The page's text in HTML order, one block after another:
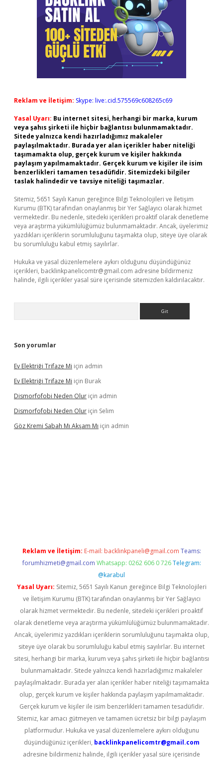
Reklam ve İletişim: Skype: live:.cid.575569c608265c69
Yasal Uyarı: Bu internet sitesi, herhangi bir marka, kurum
veya şahıs şirketi ile hiçbir bağlantısı bulunmamaktadır.
Sitede yalnızca kendi hazırladığımız makaleler
paylaşılmaktadır. Burada yer alan içerikler haber niteliği
taşımamakta olup, gerçek kurum ve kişiler hakkında
paylaşım yapılmamaktadır. Gerçek kurum ve kişiler ile isim
benzerlikleri tamamen tesadüfidir. Sitemizdeki bilgiler
taslak halindedir ve tavsiye niteliği taşımazlar.
Sitemiz, 5651 Sayılı Kanun gereğince Bilgi Teknolojileri ve İletişim
Kurumu (BTK) tarafından onaylanmış bir Yer Sağlayıcı olarak hizmet
vermektedir. Bu nedenle, sitedeki içerikleri proaktif olarak denetleme
veya araştırma yükümlülüğümüz bulunmamaktadır. Ancak, üyelerimiz
yazdıkları içeriklerin sorumluluğunu taşımakta olup, siteye üye olarak
bu sorumluluğu kabul etmiş sayılırlar.
Hukuka ve yasal düzenlemelere aykırı olduğunu düşündüğünüz
içerikleri, backlinkpanelicomtr@gmail.com adresine bildirmeniz
halinde, ilgili içerikler yasal süre içerisinde sitemizden kaldırılacaktır.
Son yorumlar
Ev Elektriği Trifaze Mi için admin
Ev Elektriği Trifaze Mi için Burak
Dismorfofobi Neden Olur için admin
Dismorfofobi Neden Olur için Selim
Göz Kremi Sabah Mı Akşam Mı için admin
Reklam ve İletişim: E-mail: backlinkpaneli@gmail.com Teams:
forumhizmeti@gmail.com Whatsapp: 0262 606 0 726 Telegram:
@karabul
Yasal Uyarı: Sitemiz, 5651 Sayılı Kanun gereğince Bilgi Teknolojileri
ve İletişim Kurumu (BTK) tarafından onaylanmış bir Yer Sağlayıcı
olarak hizmet vermektedir. Bu nedenle, sitedeki içerikleri proaktif
olarak denetleme veya araştırma yükümlülüğümüz bulunmamaktadır.
Ancak, üyelerimiz yazdıkları içeriklerin sorumluluğunu taşımakta olup,
siteye üye olarak bu sorumluluğu kabul etmiş sayılırlar. Bu internet
sitesi, herhangi bir marka, kurum veya şahıs şirketi ile hiçbir bağlantısı
bulunmamaktadır. Sitede yalnızca kendi hazırladığımız makaleler
paylaşılmaktadır. Burada yer alan içerikler haber niteliği taşımamakta
olup, gerçek kurum ve kişiler hakkında paylaşım yapılmamaktadır.
Gerçek kurum ve kişiler ile isim benzerlikleri tamamen tesadüfidir.
Sitemiz, kar amacı gütmeyen ve tamamen ücretsiz bir bilgi paylaşım
platformudur. Hukuka ve yasal düzenlemelere aykırı olduğunu
düşündüğünüz içerikleri, backlinkpanelicomtr@gmail.com
adresine bildirmeniz halinde, ilgili içerikler yasal süre içerisinde